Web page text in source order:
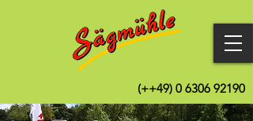
(++49) 0 6306 92190